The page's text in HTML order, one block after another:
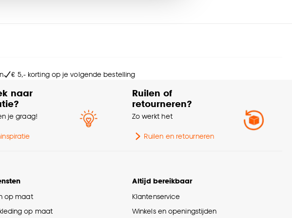
afgevoerd
Energielabel 2021 G
4
Peer
€ 5,- korting op je volgende bestelling
naar
je graag!
Ruilen of
retourneren?
Zo werkt het
Ruilen en retourneren
op maat
op maat
Altijd bereikbaar
Klantenservice
Winkels en openingstijden